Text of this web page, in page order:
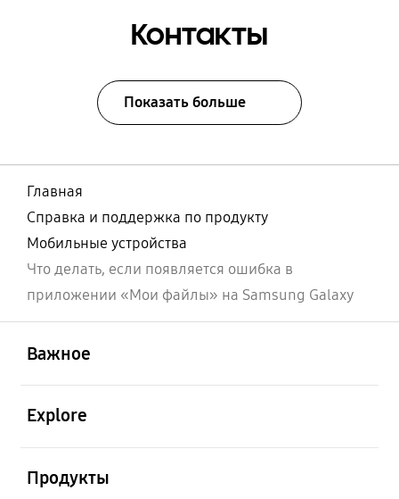
Контакты
Показать больше
Главная
Справка и поддержка по продукту
Мобильные устройства
Что делать, если появляется ошибка в
приложении «Мои файлы» на Samsung Galaxy
Важное
Explore
Продукты